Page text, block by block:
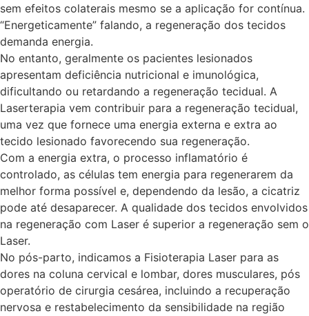
sem efeitos colaterais mesmo se a aplicação for contínua.
“Energeticamente” falando, a regeneração dos tecidos
demanda energia.
No entanto, geralmente os pacientes lesionados
apresentam deficiência nutricional e imunológica,
dificultando ou retardando a regeneração tecidual. A
Laserterapia vem contribuir para a regeneração tecidual,
uma vez que fornece uma energia externa e extra ao
tecido lesionado favorecendo sua regeneração.
Com a energia extra, o processo inflamatório é
controlado, as células tem energia para regenerarem da
melhor forma possível e, dependendo da lesão, a cicatriz
pode até desaparecer. A qualidade dos tecidos envolvidos
na regeneração com Laser é superior a regeneração sem o
Laser.
No pós-parto, indicamos a Fisioterapia Laser para as
dores na coluna cervical e lombar, dores musculares, pós
operatório de cirurgia cesárea, incluindo a recuperação
nervosa e restabelecimento da sensibilidade na região